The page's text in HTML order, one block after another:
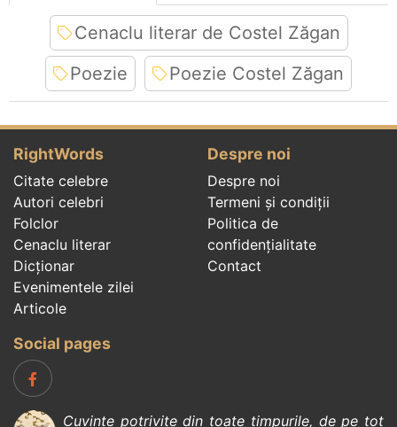
Cenaclu literar de Costel Zăgan
Poezie
Poezie Costel Zăgan
RightWords
Citate celebre
Autori celebri
Folclor
Cenaclu literar
Dicționar
Evenimentele zilei
Articole
Despre noi
Despre noi
Termeni și condiții
Politica de
confidenţialitate
Contact
Social pages
Cuvinte potrivite din toate timpurile, de pe tot